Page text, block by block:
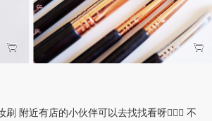
附近有店的小伙伴可以去找找看呀💁🏻‍♀️ 不